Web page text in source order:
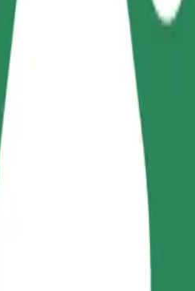
classiques de taille moyenne.